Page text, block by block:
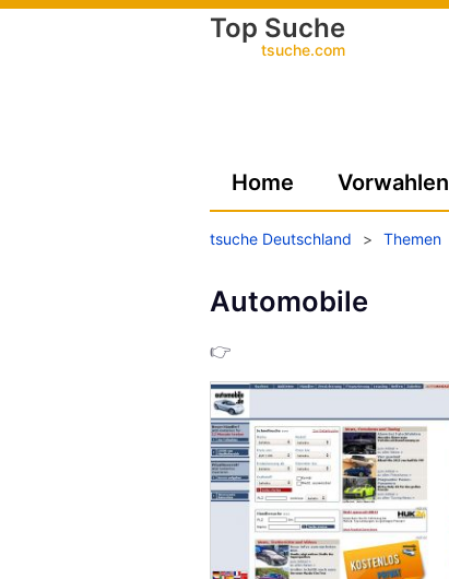
Top Suche
tsuche.com
Home Vorwahlen
tsuche Deutschland > Themen
Automobile
👉